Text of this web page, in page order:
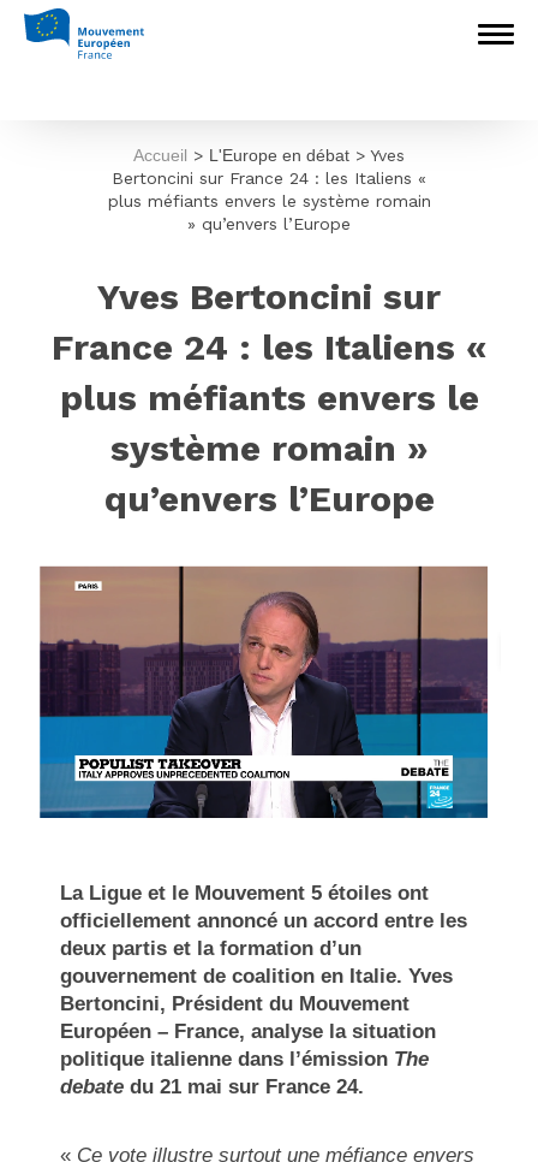
Accueil > L'Europe en débat > Yves
Bertoncini sur France 24 : les Italiens «
plus méfiants envers le système romain
» qu’envers l’Europe
Yves Bertoncini sur
France 24 : les Italiens «
plus méfiants envers le
système romain »
qu’envers l’Europe
La Ligue et le Mouvement 5 étoiles ont
officiellement annoncé un accord entre les
deux partis et la formation d’un
gouvernement de coalition en Italie. Yves
Bertoncini, Président du Mouvement
Européen – France, analyse la situation
politique italienne dans l’émission The
debate du 21 mai sur France 24.
« Ce vote illustre surtout une méfiance envers